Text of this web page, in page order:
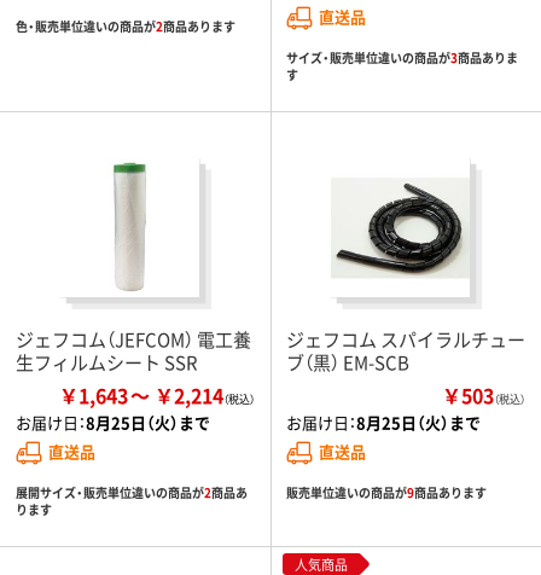
色・販売単位違いの商品が2商品あります
直送品
サイズ・販売単位違いの商品が3商品ありま
す
ジェフコム（JEFCOM） 電工養
生フィルムシート SSR
￥1,643 ￥2,214
お届け日：8月25日（火）まで
直送品
展開サイズ・販売単位違いの商品が2商品あ
ります
ジェフコム スパイラルチュー
ブ（黒） EM-SCB
￥503（税込）
お届け日：8月25日（火）まで
直送品
販売単位違いの商品が9商品あります
人気商品